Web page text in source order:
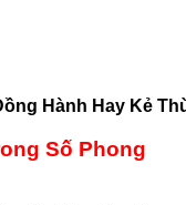
Hành Hay Kẻ
Số Phong